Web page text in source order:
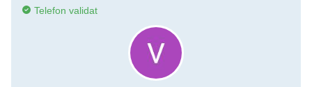
Telefon validat